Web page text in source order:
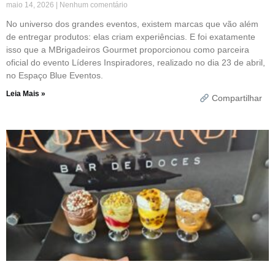
maio 14, 2026 Nenhum comentário
No universo dos grandes eventos, existem marcas que vão além
de entregar produtos: elas criam experiências. E foi exatamente
isso que a MBrigadeiros Gourmet proporcionou como parceira
oficial do evento Líderes Inspiradores, realizado no dia 23 de abril,
no Espaço Blue Eventos.
Leia Mais » Compartilhar